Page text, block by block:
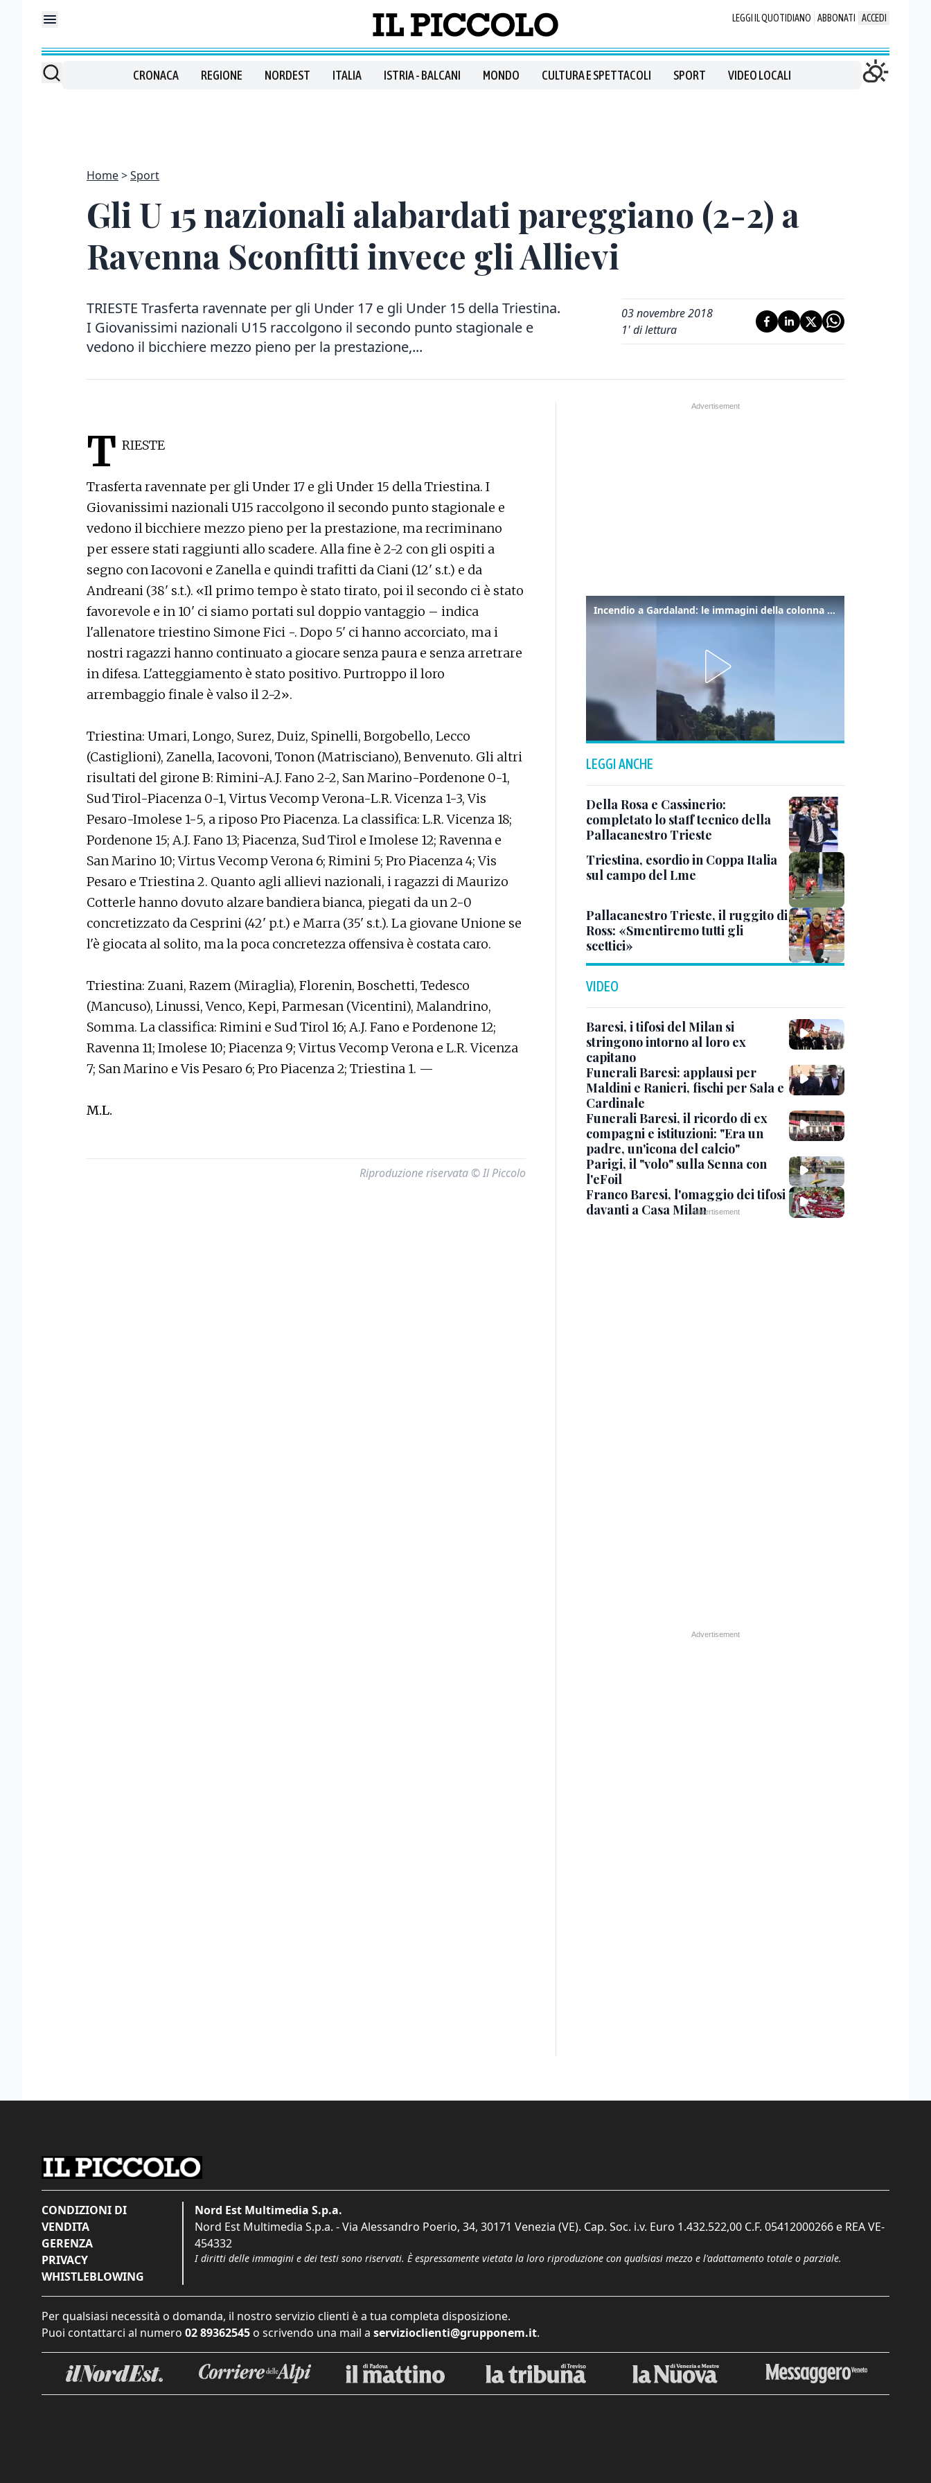
LEGGI IL QUOTIDIANO ABBONATI ACCEDI
CRONACA REGIONE NORDEST ITALIA ISTRIA - BALCANI MONDO CULTURA E SPETTACOLI SPORT VIDEO LOCALI
Home Sport
Gli U 15 nazionali alabardati pareggiano (2-2) a
Ravenna Sconfitti invece gli Allievi
TRIESTE Trasferta ravennate per gli Under 17 e gli Under 15 della Triestina.
I Giovanissimi nazionali U15 raccolgono il secondo punto stagionale e
vedono il bicchiere mezzo pieno per la prestazione,...
03 novembre 2018
1' di lettura
T RIESTE
Trasferta ravennate per gli Under 17 e gli Under 15 della Triestina. I
Giovanissimi nazionali U15 raccolgono il secondo punto stagionale e
vedono il bicchiere mezzo pieno per la prestazione, ma recriminano
per essere stati raggiunti allo scadere. Alla fine è 2-2 con gli ospiti a
segno con Iacovoni e Zanella e quindi trafitti da Ciani (12' s.t.) e da
Andreani (38' s.t.). «Il primo tempo è stato tirato, poi il secondo ci è stato
favorevole e in 10' ci siamo portati sul doppio vantaggio – indica
l'allenatore triestino Simone Fici -. Dopo 5' ci hanno accorciato, ma i
nostri ragazzi hanno continuato a giocare senza paura e senza arretrare
in difesa. L'atteggiamento è stato positivo. Purtroppo il loro
arrembaggio finale è valso il 2-2».
Triestina: Umari, Longo, Surez, Duiz, Spinelli, Borgobello, Lecco
(Castiglioni), Zanella, Iacovoni, Tonon (Matrisciano), Benvenuto. Gli altri
risultati del girone B: Rimini-A.J. Fano 2-2, San Marino-Pordenone 0-1,
Sud Tirol-Piacenza 0-1, Virtus Vecomp Verona-L.R. Vicenza 1-3, Vis
Pesaro-Imolese 1-5, a riposo Pro Piacenza. La classifica: L.R. Vicenza 18;
Pordenone 15; A.J. Fano 13; Piacenza, Sud Tirol e Imolese 12; Ravenna e
San Marino 10; Virtus Vecomp Verona 6; Rimini 5; Pro Piacenza 4; Vis
Pesaro e Triestina 2. Quanto agli allievi nazionali, i ragazzi di Maurizo
Cotterle hanno dovuto alzare bandiera bianca, piegati da un 2-0
concretizzato da Cesprini (42' p.t.) e Marra (35' s.t.). La giovane Unione se
l'è giocata al solito, ma la poca concretezza offensiva è costata caro.
Triestina: Zuani, Razem (Miraglia), Florenin, Boschetti, Tedesco
(Mancuso), Linussi, Venco, Kepi, Parmesan (Vicentini), Malandrino,
Somma. La classifica: Rimini e Sud Tirol 16; A.J. Fano e Pordenone 12;
Ravenna 11; Imolese 10; Piacenza 9; Virtus Vecomp Verona e L.R. Vicenza
7; San Marino e Vis Pesaro 6; Pro Piacenza 2; Triestina 1. —
M.L.
Riproduzione riservata © Il Piccolo
Incendio a Gardaland: le immagini della colonna di fumo
LEGGI ANCHE
Della Rosa e Cassinerio:
completato lo staff tecnico della
Pallacanestro Trieste
Triestina, esordio in Coppa Italia
sul campo del Lme
Pallacanestro Trieste, il ruggito di
Ross: «Smentiremo tutti gli
scettici»
VIDEO
Baresi, i tifosi del Milan si
stringono intorno al loro ex
capitano
Funerali Baresi: applausi per
Maldini e Ranieri, fischi per Sala e
Cardinale
Funerali Baresi, il ricordo di ex
compagni e istituzioni: "Era un
padre, un'icona del calcio"
Parigi, il "volo" sulla Senna con
l'eFoil
Franco Baresi, l'omaggio dei tifosi
davanti a Casa Milan
CONDIZIONI DI
VENDITA
GERENZA
PRIVACY
WHISTLEBLOWING
Nord Est Multimedia S.p.a.
Nord Est Multimedia S.p.a. - Via Alessandro Poerio, 34, 30171 Venezia (VE). Cap. Soc. i.v. Euro 1.432.522,00 C.F. 05412000266 e REA VE-
454332
I diritti delle immagini e dei testi sono riservati. È espressamente vietata la loro riproduzione con qualsiasi mezzo e l'adattamento totale o parziale.
Per qualsiasi necessità o domanda, il nostro servizio clienti è a tua completa disposizione.
Puoi contattarci al numero 02 89362545 o scrivendo una mail a servizioclienti@grupponem.it.